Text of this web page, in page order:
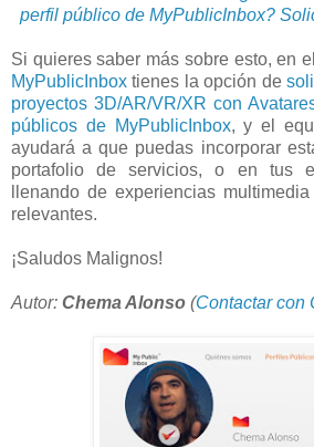
perfil público de MyPublicInbox?
Si quieres saber más sobre esto, en el
MyPublicInbox tienes la opción de
proyectos 3D/AR/VR/XR con
públicos de MyPublicInbox, y el
ayudará a que puedas incorporar
portafolio de servicios, o en tus
llenando de experiencias
relevantes.
¡Saludos Malignos!
Autor: Chema Alonso (Contactar con